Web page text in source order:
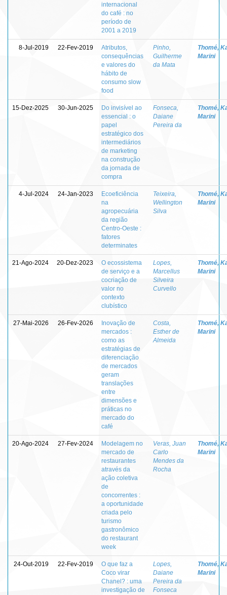
internacional
do café : no
período de
2001 a 2019
8-Jul-2019 22-Fev-2019
Atributos,
consequências
e valores do
hábito de
consumo slow
food
Pinho,
Guilherme
da Mata
Thomé,
Marini
15-Dez-2025 30-Jun-2025
Do invisível ao
essencial : o
papel
estratégico dos
intermediários
de marketing
na construção
da jornada de
compra
Fonseca,
Daiane
Pereira da
Thomé,
Marini
4-Jul-2024 24-Jan-2023
Ecoeficiência
na
agropecuária
da região
Centro-Oeste :
fatores
determinates
Teixeira,
Wellington
Silva
Thomé,
Marini
21-Ago-2024 20-Dez-2023
O ecossistema
de serviço e a
cocriação de
valor no
contexto
clubístico
Lopes,
Marcellus
Silveira
Curvello
Thomé,
Marini
27-Mai-2026 26-Fev-2026
Inovação de
mercados :
como as
estratégias de
diferenciação
de mercados
geram
translações
entre
dimensões e
práticas no
mercado do
café
Costa,
Esther de
Almeida
Thomé,
Marini
20-Ago-2024 27-Fev-2024
Modelagem no
mercado de
restaurantes
através da
ação coletiva
de
concorrentes :
a oportunidade
criada pelo
turismo
gastronômico
do restaurant
week
Veras, Juan
Carlo
Mendes da
Rocha
Thomé,
Marini
24-Out-2019 22-Fev-2019
O que faz a
Coco virar
Chanel? : uma
investigação de
Lopes,
Daiane
Pereira da
Fonseca
Thomé,
Marini